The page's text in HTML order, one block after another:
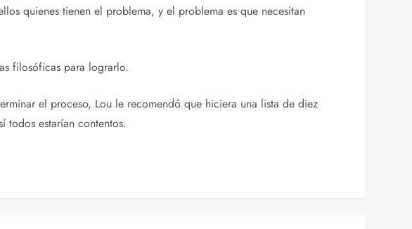
quienes tienen el problema, y el problema es que necesitan
filosóficas para lograrlo.
el proceso, Lou le recomendó que hiciera una lista de diez
todos estarían contentos.